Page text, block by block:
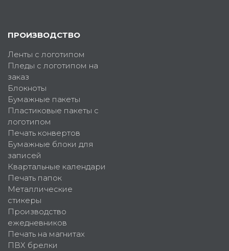
ПРОИЗВОДСТВО
Ленты с логотипом
Пледы с логотипом на
заказ
Блокноты
Бумажные пакеты
Пластиковые пакеты с
логотипом
Печать конвертов
Бумажные блоки для
записей
Квартальные календари
Печать папок
Металлические
стикеры
Производство
ежедневников
Печать на магнитах
ПВХ брелки